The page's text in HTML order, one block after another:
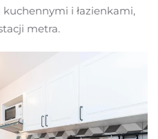
i łazienkami,
metra.